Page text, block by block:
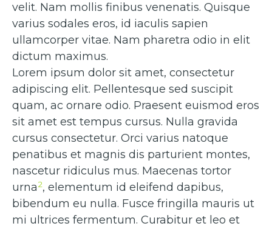
velit. Nam mollis finibus venenatis. Quisque
varius sodales eros, id iaculis sapien
ullamcorper vitae. Nam pharetra odio in elit
dictum maximus.
Lorem ipsum dolor sit amet, consectetur
adipiscing elit. Pellentesque sed suscipit
quam, ac ornare odio. Praesent euismod eros
sit amet est tempus cursus. Nulla gravida
cursus consectetur. Orci varius natoque
penatibus et magnis dis parturient montes,
nascetur ridiculus mus. Maecenas tortor
urna2, elementum id eleifend dapibus,
bibendum eu nulla. Fusce fringilla mauris ut
mi ultrices fermentum. Curabitur et leo et